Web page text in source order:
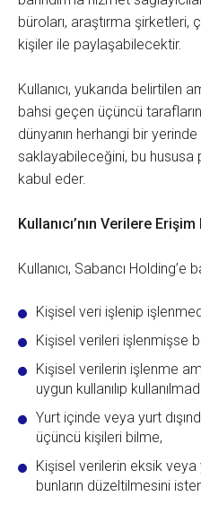
büroları, araştırma şirketleri,
kişiler ile paylaşabilecektir.
Kullanıcı, yukarıda belirtilen
bahsi geçen üçüncü tarafların
dünyanın herhangi bir
saklayabileceğini, bu
kabul eder.
Kullanıcı’nın Verilere
Kullanıcı, Sabancı
Kişisel veri işlenip
Kişisel verileri işlenmişse
Kişisel verilerin işlenme
uygun kullanılıp
Yurt içinde veya yurt
üçüncü kişileri bilme,
Kişisel verilerin eksik veya
bunların düzeltilmesini